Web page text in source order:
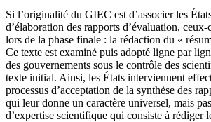
Si l’originalité du GIEC est d’associer les
d’élaboration des rapports d’évaluation,
lors de la phase finale : la rédaction du «
Ce texte est examiné puis adopté ligne par
des gouvernements sous le contrôle des
texte initial. Ainsi, les États interviennent
processus d’acceptation de la synthèse des
qui leur donne un caractère universel, mais
d’expertise scientifique qui consiste à rédiger